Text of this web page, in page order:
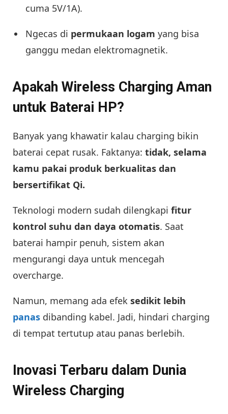
cuma 5V/1A).
Ngecas di permukaan logam yang bisa
ganggu medan elektromagnetik.
Apakah Wireless Charging Aman
untuk Baterai HP?
Banyak yang khawatir kalau charging bikin
baterai cepat rusak. Faktanya: tidak, selama
kamu pakai produk berkualitas dan
bersertifikat Qi.
Teknologi modern sudah dilengkapi fitur
kontrol suhu dan daya otomatis. Saat
baterai hampir penuh, sistem akan
mengurangi daya untuk mencegah
overcharge.
Namun, memang ada efek sedikit lebih
panas dibanding kabel. Jadi, hindari charging
di tempat tertutup atau panas berlebih.
Inovasi Terbaru dalam Dunia
Wireless Charging